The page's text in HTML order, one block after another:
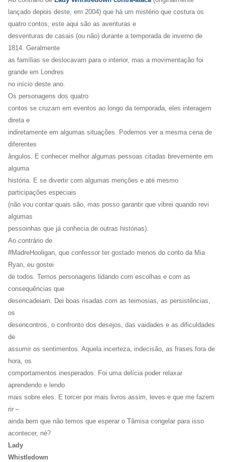
lançado depois deste, em 2004) que há um mistério que costura os
quatro contos, este aqui são as aventuras e
desventuras de casais (ou não) durante a temporada de inverno de
1814. Geralmente
as famílias se deslocavam para o interior, mas a movimentação foi
grande em Londres
no início deste ano.
Os personagens dos quatro
contos se cruzam em eventos ao longo da temporada, eles interagem
direta e
indiretamente em algumas situações. Podemos ver a mesma cena de
diferentes
ângulos. E conhecer melhor algumas pessoas citadas brevemente em
alguma
história. E se divertir com algumas menções e até mesmo
participações especiais
(não vou contar quais são, mas posso garantir que vibrei quando revi
algumas
pessoinhas que já conhecia de outras histórias).
Ao contrário de
#MadreHooligan, que confessor ter gostado menos do conto da Mia
Ryan, eu gostei
de todos. Temos personagens lidando com escolhas e com as
consequências que
desencadeiam. Dei boas risadas com as teimosias, as persistências,
os
desencontros, o confronto dos desejos, das vaidades e as dificuldades
de
assumir os sentimentos. Aquela incerteza, indecisão, as frases fora de
hora, os
comportamentos inesperados. Foi uma delícia poder relaxar
aprendendo e lendo
mais sobre eles. E torcer por mais livros assim, leves e que me fazem
rir –
ainda bem que não temos que esperar o Tâmisa congelar para isso
acontecer, né?
Lady
Whistledown